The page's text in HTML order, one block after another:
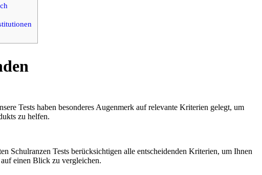
Tests haben besonderes Augenmerk auf relevante Kriterien gelegt, um
zu helfen.
Schulranzen Tests berücksichtigen alle entscheidenden Kriterien, um Ihnen
einen Blick zu vergleichen.